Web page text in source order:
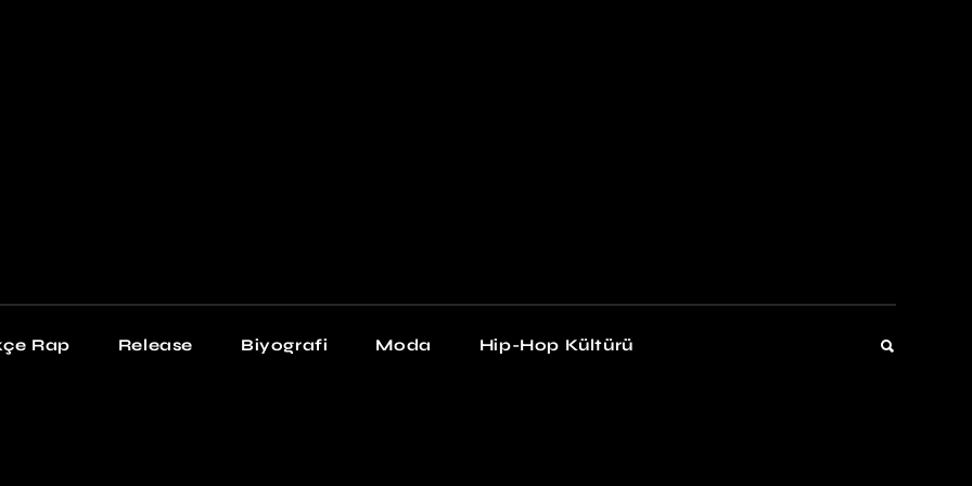
Rap Release Biyografi Moda Hip-Hop Kültürü